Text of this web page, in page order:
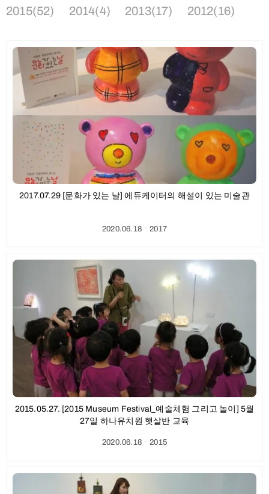
2015(52)
2014(4) 2013(17) 2012(16)
2017.07.29 [문화가 있는 날] 에듀케이터의 해설이 있는 미술관
2020.06.18ㆍ2017
2015.05.27. [2015 Museum Festival_예술체험 그리고 놀이] 5월
27일 하나유치원 햇살반 교육
2020.06.18ㆍ2015